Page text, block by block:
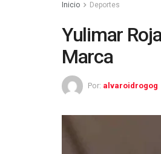
Inicio Deportes
Yulimar
Marca
Por: alvaroidrogog